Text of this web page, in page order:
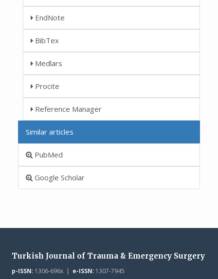
EndNote
BibTex
Medlars
Procite
Reference Manager
Similar articles
PubMed
Google Scholar
Turkish Journal of Trauma & Emergency Surgery
p-ISSN:1306-696x | e-ISSN:1307-7945